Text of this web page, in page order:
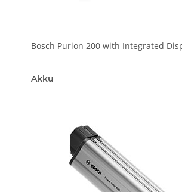
Bosch Purion 200 with Integrated
Akku